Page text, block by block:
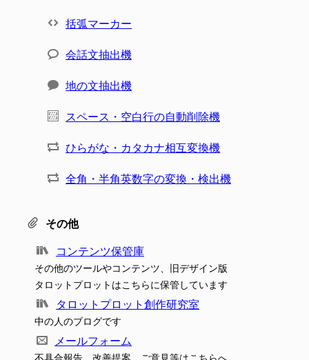
括弧マーカー
会話文抽出機
地の文抽出機
スペース・空白行の自動削除機
ひらがな・カタカナ相互変換機
全角・半角英数字の変換・検出機
その他
コンテンツ保管庫
その他のツールやコンテンツ、旧デザイン版
タロットプロットはこちらに保管しています
タロットプロット創作研究室
中の人のブログです
メールフォーム